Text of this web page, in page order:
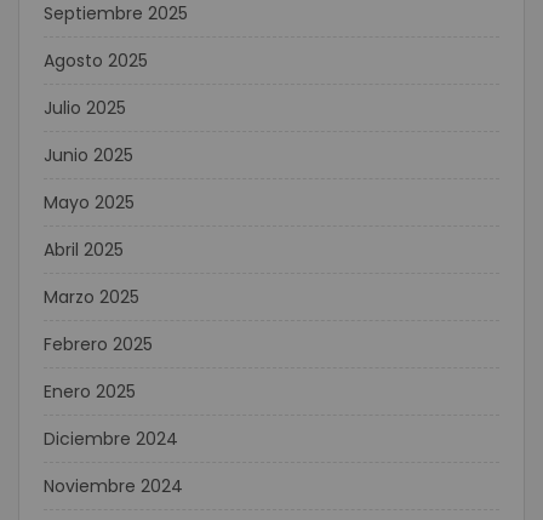
Septiembre 2025
Agosto 2025
Julio 2025
Junio 2025
Mayo 2025
Abril 2025
Marzo 2025
Febrero 2025
Enero 2025
Diciembre 2024
Noviembre 2024